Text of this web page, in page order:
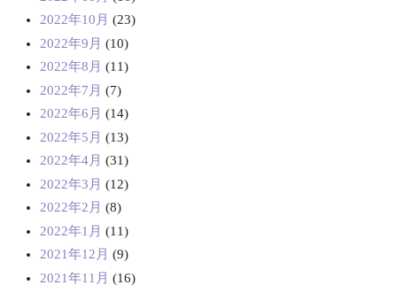
2022年10月 (23)
2022年9月 (10)
2022年8月 (11)
2022年7月 (7)
2022年6月 (14)
2022年5月 (13)
2022年4月 (31)
2022年3月 (12)
2022年2月 (8)
2022年1月 (11)
2021年12月 (9)
2021年11月 (16)